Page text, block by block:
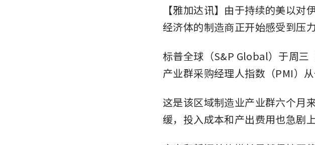
【雅加达讯】由于持续的美以对
经济体的制造商正开始感受到压力
标普全球（S&P Global）于周三
产业群采购经理人指数（PMI）
这是该区域制造业产业群六个月
缓，投入成本和产出费用也急剧上